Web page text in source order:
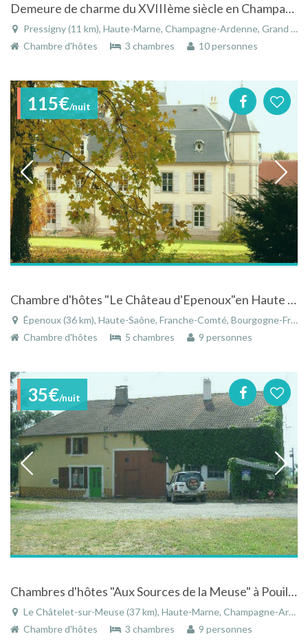
Demeure de charme du XVIIIème siècle en Champagne-Ardenne
Pressigny (11 km), Haute-Marne, Champagne-Ardenne, Grand Est, France
Chambre d'hôtes
3 chambres 10 personnes
115€/nuit
Chambre d'hôtes "Le Château d'Epenoux"en Haute Saône en Franche Comté
Épenoux (36 km), Haute-Saône, Franche-Comté, Bourgogne-Franche-Comté, France
Chambre d'hôtes
5 chambres 9 personnes
35€/nuit
Chambres d'hôtes "Aux Sources de la Meuse" à Pouilly en Bassigny en Haute-Marne
Le Châtelet-sur-Meuse (37 km), Haute-Marne, Champagne-Ardenne, Grand Est, France
Chambre d'hôtes
3 chambres 9 personnes